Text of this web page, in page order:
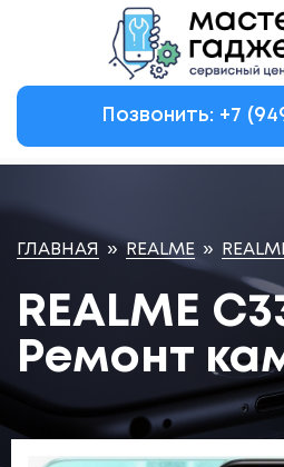
Позвонить: +7
ГЛАВНАЯ » REALME »
REALME
Ремонт